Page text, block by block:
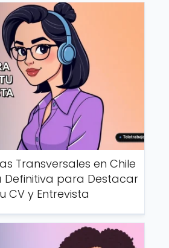
Transversales en Chile
Definitiva para Destacar
CV y Entrevista